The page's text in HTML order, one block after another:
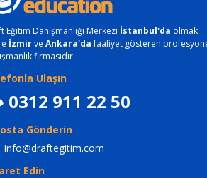
Eğitim Danışmanlığı Merkezi İstanbul'da olmak
İzmirve Ankara'dafaaliyet gösteren
firmasıdır.
Ulaşın
0312 911 22 50
Gönderin
info@draftegitim.com
Edin